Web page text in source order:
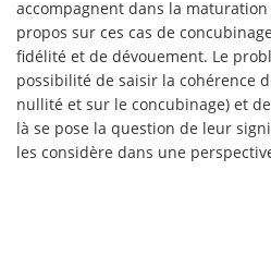
accompagnent dans la
propos sur ces cas de
fidélité et de dévouement. Le
possibilité de saisir la cohérence
nullité et sur le concubinage) et
là se pose la question de leur
les considère dans une